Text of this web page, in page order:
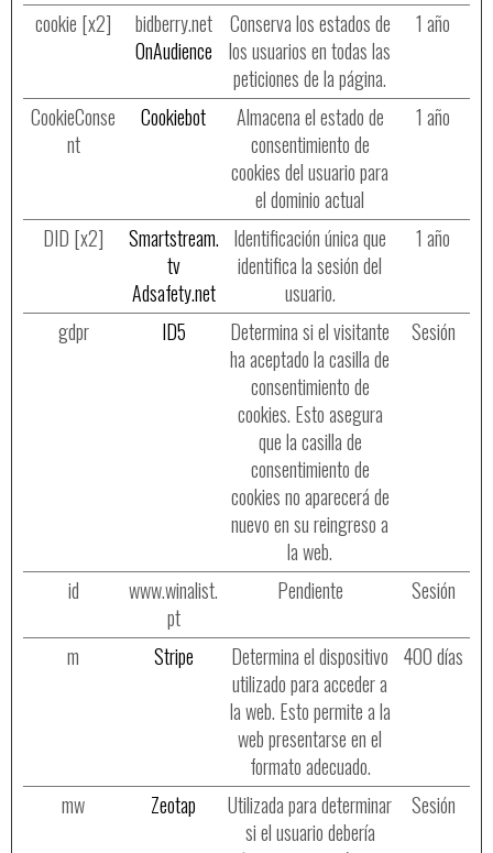
cookie [x2]
bidberry.net
OnAudience
Conserva los estados de
los usuarios en todas las
peticiones de la página.
1 año
CookieConse
nt
Cookiebot
Almacena el estado de
consentimiento de
cookies del usuario para
el dominio actual
1 año
DID [x2]
Smartstream.
tv
Adsafety.net
Identificación única que
identifica la sesión del
usuario.
1 año
gdpr ID5
Determina si el visitante
ha aceptado la casilla de
consentimiento de
cookies. Esto asegura
que la casilla de
consentimiento de
cookies no aparecerá de
nuevo en su reingreso a
la web.
Sesión
id
www.winalist.
pt
Pendiente Sesión
m Stripe
Determina el dispositivo
utilizado para acceder a
la web. Esto permite a la
web presentarse en el
formato adecuado.
400 días
mw Zeotap
Utilizada para determinar
si el usuario debería
Sesión